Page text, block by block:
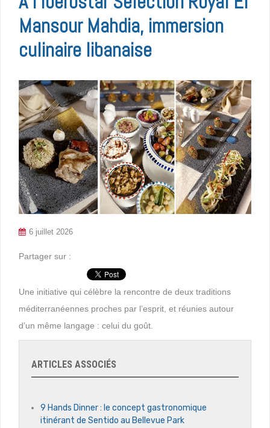
Mansour Mahdia, immersion
culinaire libanaise
6 juillet 2026
Partager sur :
Une initiative qui célèbre la rencontre de deux traditions
méditerranéennes proches par l’esprit, et réunies autour
d’un même langage : celui du goût.
ARTICLES ASSOCIÉS
9 Hands Dinner : le concept gastronomique
itinérant de Sentido au Bellevue Park